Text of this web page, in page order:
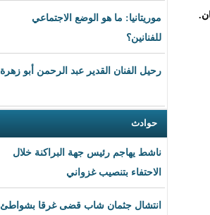
موريتانيا: ما هو الوضع الاجتماعي
للفنانين؟
رحيل الفنان القدير عبد الرحمن أبو زهرة
حوادث
ناشط يهاجم رئيس جهة البراكنة خلال
الاحتفاء بتنصيب غزواني
انتشال جثمان شاب قضى غرقا بشواطئ